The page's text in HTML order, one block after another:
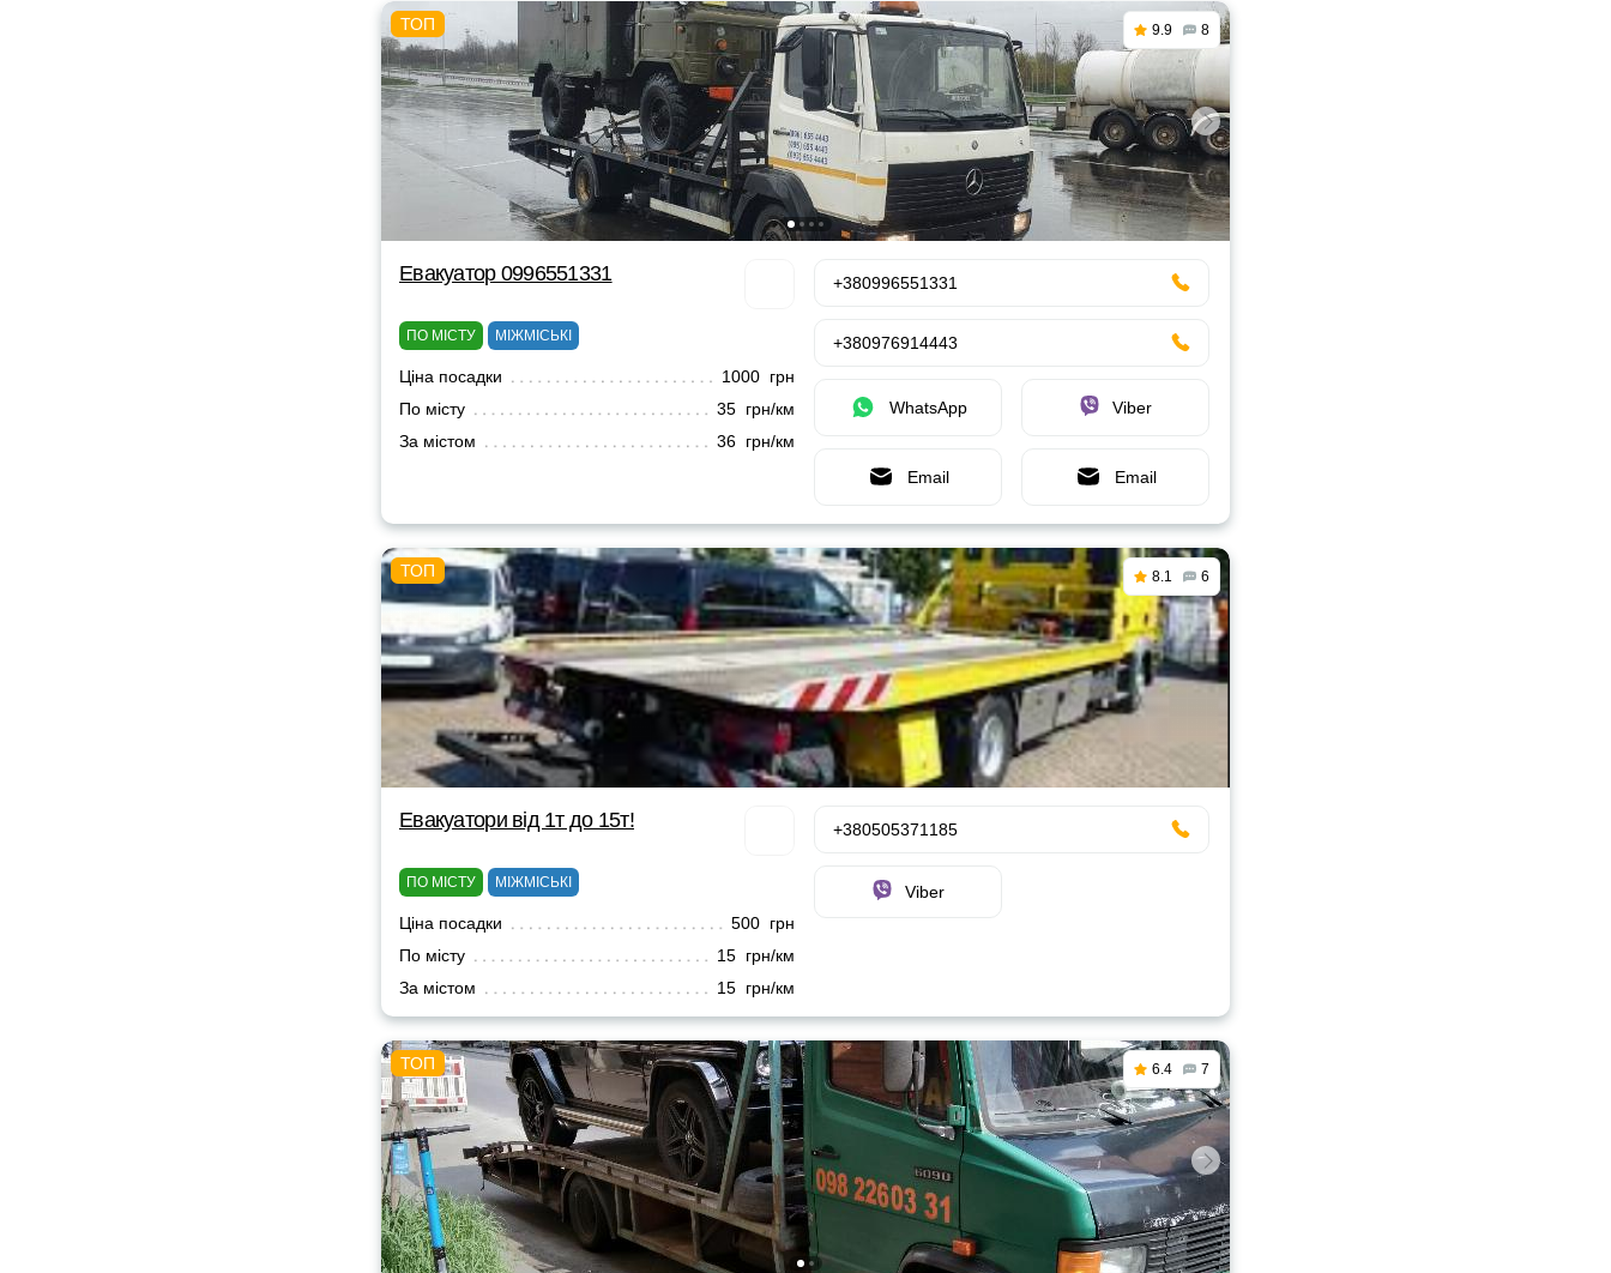
9.9 8
Евакуатор 0996551331
ПО МІСТУ МІЖМІСЬКІ
Ціна посадки
1000 грн
По місту
35 грн/км
За містом
36 грн/км
+380996551331
+380976914443
WhatsApp Viber
Email Email
8.1 6
Евакуатори від 1т до 15т!
ПО МІСТУ МІЖМІСЬКІ
Ціна посадки
500 грн
По місту
15 грн/км
За містом
15 грн/км
+380505371185
Viber
6.4 7